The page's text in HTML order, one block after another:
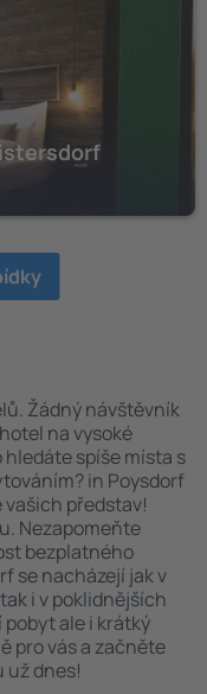
Žádný návštěvník
na vysoké
spíše místa s
in Poysdorf
představ!
Nezapomeňte
bezplatného
se nacházejí jak v
i v poklidnějších
ale i krátký
pro vás a začněte
už dnes!